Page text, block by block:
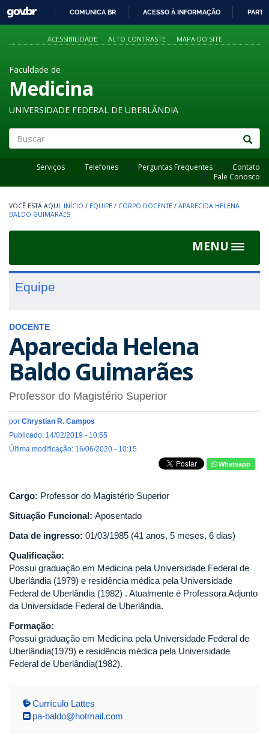
PARA
O
GOVBR
COMUNICA BR ACESSO À INFORMAÇÃO
ACESSIBILIDADE ALTO CONTRASTE MAPA DO SITE
Faculdade de
Medicina
UNIVERSIDADE FEDERAL DE UBERLÂNDIA
Serviços Telefones Perguntas Frequentes
Contato
Fale Conosco
INÍCIO / EQUIPE / CORPO DOCENTE / APARECIDA HELENA
BALDO GUIMARAES
MENU
Toggle
Equipe
DOCENTE
Aparecida Helena
Baldo Guimarães
Professor do Magistério Superior
por Chrystian R. Campos
Publicado: 14/02/2019 - 10:55
Última modificação: 16/06/2020 - 10:15
Whatsapp
Cargo: Professor do Magistério Superior
Situação Funcional: Aposentado
Data de ingresso: 01/03/1985 (41 anos, 5 meses, 6 dias)
Qualificação:
Possui graduação em Medicina pela Universidade Federal de
Uberlândia (1979) e residência médica pela Universidade
Federal de Uberlândia (1982) . Atualmente é Professora Adjunto
da Universidade Federal de Uberlândia.
Formação:
Possui graduação em Medicina pela Universidade Federal de
Uberlândia(1979) e residência médica pela Universidade
Federal de Uberlândia(1982).
Currículo Lattes
pa-baldo@hotmail.com